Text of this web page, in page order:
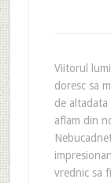
Viitorul
doresc sa
de
aflam din
vrednic sa